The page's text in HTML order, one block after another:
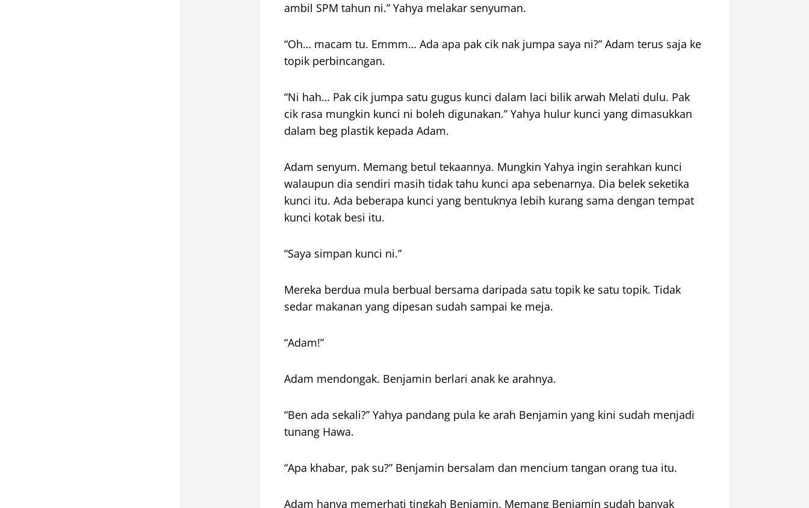
ambil SPM tahun ni.” Yahya melakar senyuman.
“Oh… macam tu. Emmm… Ada apa pak cik nak jumpa saya ni?” Adam terus saja ke
topik perbincangan.
“Ni hah… Pak cik jumpa satu gugus kunci dalam laci bilik arwah Melati dulu. Pak
cik rasa mungkin kunci ni boleh digunakan.” Yahya hulur kunci yang dimasukkan
dalam beg plastik kepada Adam.
Adam senyum. Memang betul tekaannya. Mungkin Yahya ingin serahkan kunci
walaupun dia sendiri masih tidak tahu kunci apa sebenarnya. Dia belek seketika
kunci itu. Ada beberapa kunci yang bentuknya lebih kurang sama dengan tempat
kunci kotak besi itu.
“Saya simpan kunci ni.”
Mereka berdua mula berbual bersama daripada satu topik ke satu topik. Tidak
sedar makanan yang dipesan sudah sampai ke meja.
“Adam!”
Adam mendongak. Benjamin berlari anak ke arahnya.
“Ben ada sekali?” Yahya pandang pula ke arah Benjamin yang kini sudah menjadi
tunang Hawa.
“Apa khabar, pak su?” Benjamin bersalam dan mencium tangan orang tua itu.
Adam hanya memerhati tingkah Benjamin. Memang Benjamin sudah banyak